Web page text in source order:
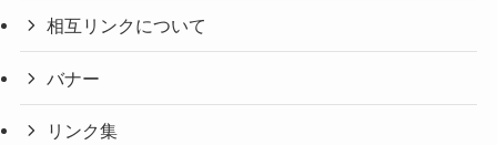
相互リンクについて
バナー
リンク集